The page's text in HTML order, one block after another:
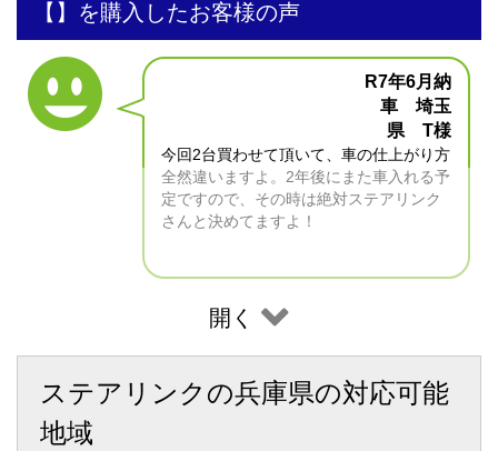
【】を購入したお客様の声
R7年6月納
車 埼玉
県 T様
今回2台買わせて頂いて、車の仕上がり方
全然違いますよ。2年後にまた車入れる予
定ですので、その時は絶対ステアリンク
さんと決めてますよ！
開く
ステアリンクの兵庫県の対応可能
地域